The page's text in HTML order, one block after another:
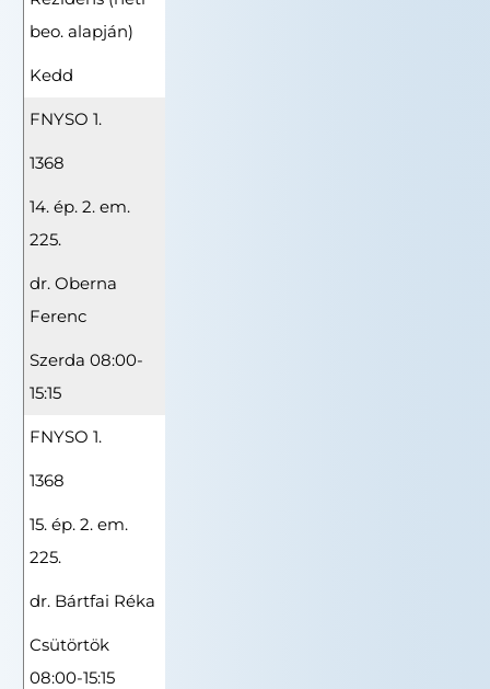
beo. alapján)
Kedd
FNYSO 1.
1368
14. ép. 2. em.
225.
dr. Oberna
Ferenc
Szerda 08:00-
15:15
FNYSO 1.
1368
15. ép. 2. em.
225.
dr. Bártfai Réka
Csütörtök
08:00-15:15